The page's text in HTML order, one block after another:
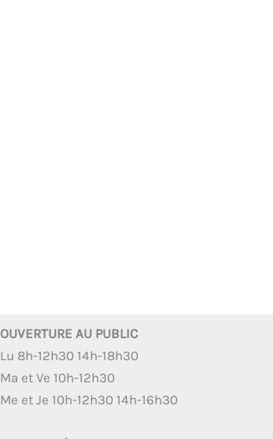
OUVERTURE AU PUBLIC
Lu 8h-12h30 14h-18h30
Ma et Ve 10h-12h30
Me et Je 10h-12h30 14h-16h30